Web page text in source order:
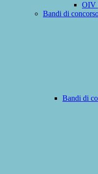
OIV
Bandi di
Bandi di